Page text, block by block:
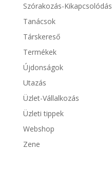
Szórakozás-Kikapcsolódás
Tanácsok
Társkereső
Termékek
Újdonságok
Utazás
Üzlet-Vállalkozás
Üzleti tippek
Webshop
Zene